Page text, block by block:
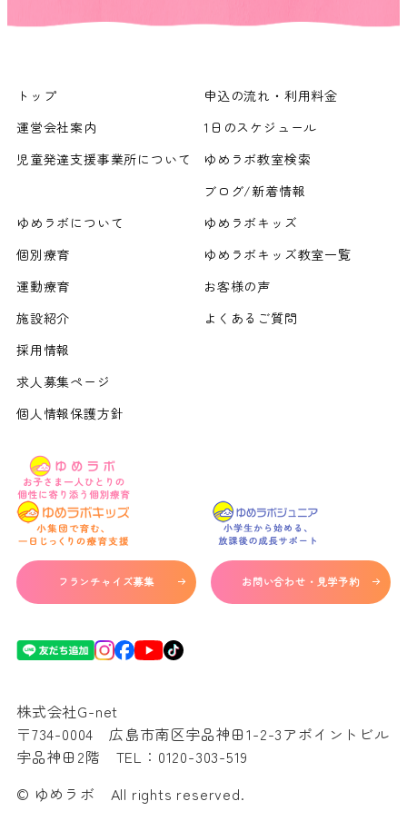
トップ
運営会社案内
児童発達支援事業所について
申込の流れ・利用料金
1日のスケジュール
ゆめラボ教室検索
ブログ/新着情報
ゆめラボについて
個別療育
運動療育
施設紹介
ゆめラボキッズ
ゆめラボキッズ教室一覧
お客様の声
よくあるご質問
採用情報
求人募集ページ
個人情報保護方針
フランチャイズ募集 お問い合わせ・見学予約
株式会社G-net
〒734-0004 広島市南区宇品神田1-2-3アポイントビル
宇品神田2階 TEL： 0120-303-519
© ゆめラボ All rights reserved.